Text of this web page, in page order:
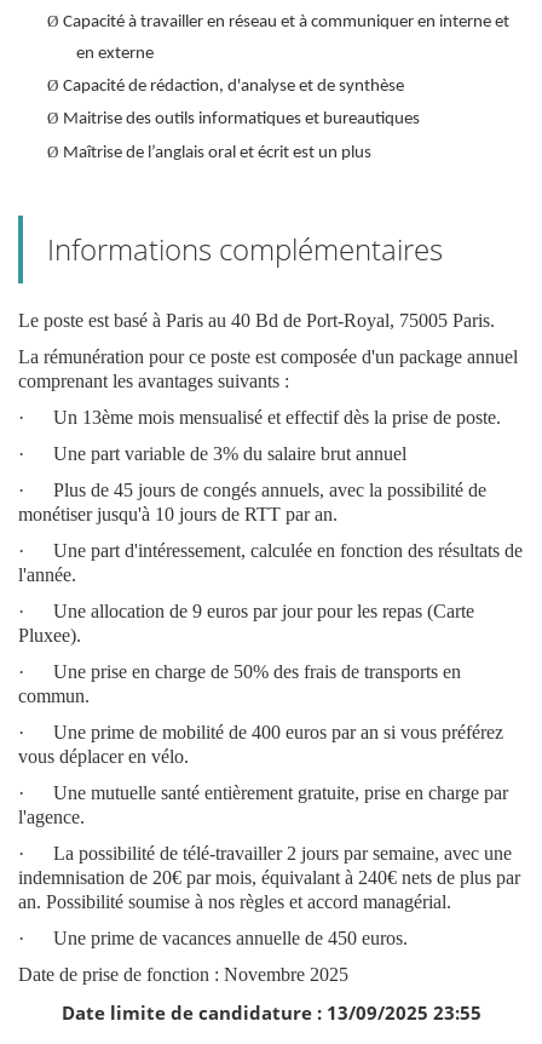
Ø Capacité à travailler en réseau et à communiquer en interne et
en externe
Ø Capacité de rédaction, d'analyse et de synthèse
Ø Maitrise des outils informatiques et bureautiques
Ø Maîtrise de l’anglais oral et écrit est un plus
Informations complémentaires
Le poste est basé à Paris au 40 Bd de Port-Royal, 75005 Paris.
La rémunération pour ce poste est composée d'un package annuel
comprenant les avantages suivants :
· Un 13ème mois mensualisé et effectif dès la prise de poste.
· Une part variable de 3% du salaire brut annuel
· Plus de 45 jours de congés annuels, avec la possibilité de
monétiser jusqu'à 10 jours de RTT par an.
· Une part d'intéressement, calculée en fonction des résultats de
l'année.
· Une allocation de 9 euros par jour pour les repas (Carte
Pluxee).
· Une prise en charge de 50% des frais de transports en
commun.
· Une prime de mobilité de 400 euros par an si vous préférez
vous déplacer en vélo.
· Une mutuelle santé entièrement gratuite, prise en charge par
l'agence.
· La possibilité de télé-travailler 2 jours par semaine, avec une
indemnisation de 20€ par mois, équivalant à 240€ nets de plus par
an. Possibilité soumise à nos règles et accord managérial.
· Une prime de vacances annuelle de 450 euros.
Date de prise de fonction : Novembre 2025
Date limite de candidature : 13/09/2025 23:55